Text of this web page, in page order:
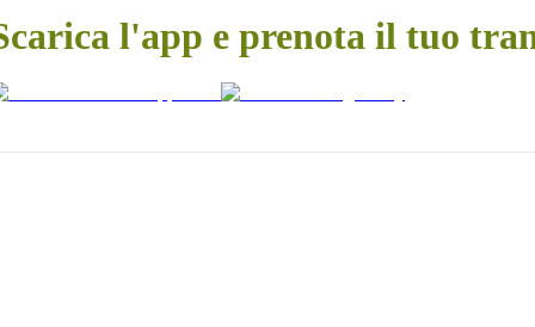
l'app e prenota il tuo